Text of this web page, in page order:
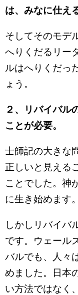
は、みなに仕え
そしてそのモデ
へりくだるリー
ルはへりくだっ
ょう。
２、リバイバル
ことが必要。
士師記の大きな
正しいと見える
ことでした。神
に生き始めます。
しかしリバイバ
です。ウェール
バルでも、人々
めました。日本
い方法ではなく